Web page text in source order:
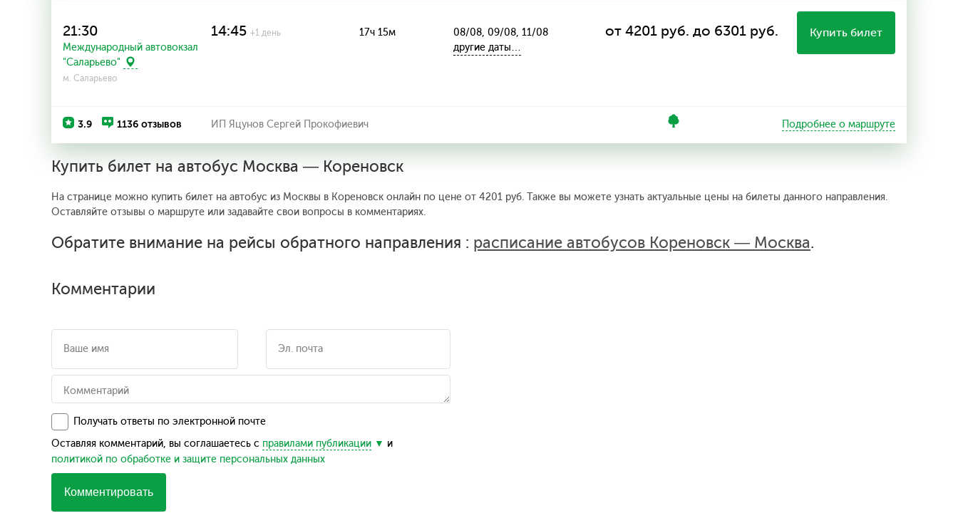
21:30
Международный автовокзал
"Саларьево"
м. Саларьево
14:45 +1 день 17ч 15м
08/08, 09/08, 11/08
другие даты…
от 4201 руб. до 6301 руб. Купить билет
3.9 1136 отзывов ИП Яцунов Сергей Прокофиевич Подробнее о маршруте
Купить билет на автобус Москва — Кореновск
На странице можно купить билет на автобус из Москвы в Кореновск онлайн по цене от 4201 руб. Также вы можете узнать актуальные цены на билеты данного направления.
Оставляйте отзывы о маршруте или задавайте свои вопросы в комментариях.
Обратите внимание на рейсы обратного направления : расписание автобусов Кореновск — Москва.
Комментарии
Получать ответы по электронной почте
Оставляя комментарий, вы соглашаетесь с правилами публикации
и
политикой по обработке и защите персональных данных
Комментировать